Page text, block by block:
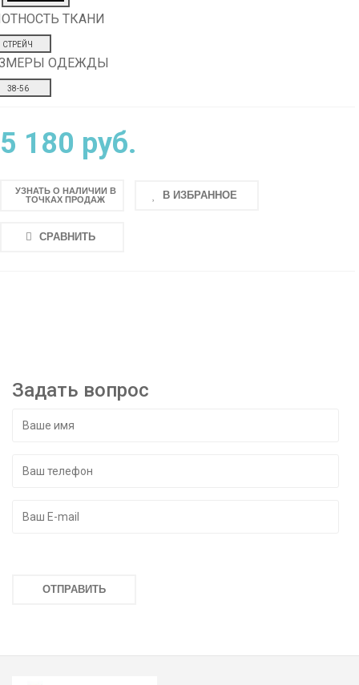
ТКАНИ
СТРЕЙЧ
ОДЕЖДЫ
38-56
5 180 руб.
УЗНАТЬ О НАЛИЧИИ В
ТОЧКАХ ПРОДАЖ
В ИЗБРАННОЕ
СРАВНИТЬ
Задать вопрос